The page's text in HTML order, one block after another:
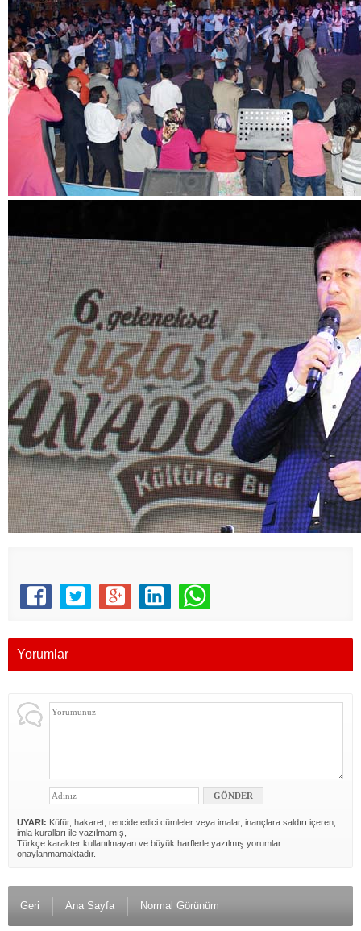
Yorumlar
UYARI: Küfür, hakaret, rencide edici cümleler veya imalar, inançlara saldırı içeren,
imla kuralları ile yazılmamış,
Türkçe karakter kullanılmayan ve büyük harflerle yazılmış yorumlar
onaylanmamaktadır.
Geri Ana Sayfa Normal Görünüm